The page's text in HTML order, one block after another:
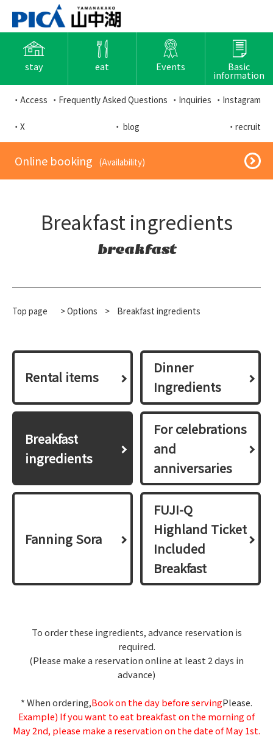
stay eat Events Basic
information
・Access ・Frequently Asked Questions ・Inquiries ・Instagram
・X ・ blog ・recruit
​ ​Online booking​ ​ ​ ​(Availability)​ ​
Breakfast ingredients
breakfast
Top page >Options > Breakfast ingredients
Rental items
Dinner
Ingredients
Breakfast
ingredients
For celebrations
and
anniversaries
Fanning Sora
FUJI-Q
Highland Ticket
Included
Breakfast
To order these ingredients, advance reservation is
required.
(Please make a reservation online at least 2 days in
advance)
* When ordering,Book on the day before servingPlease.
Example) If you want to eat breakfast on the morning of
May 2nd, please make a reservation on the date of May 1st.